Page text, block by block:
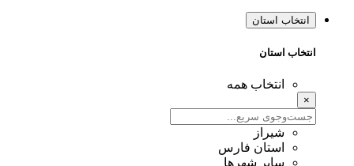
انتخاب استان
انتخاب استان
انتخاب همه
×
شیراز
استان فارس
سایر شهرها